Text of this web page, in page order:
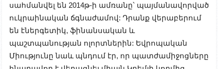
սահմանվել են 2014թ-ի ամռանը՝ պայմանավորված
ուկրաինական ճգնաժամով: Դրանք վերաբերում
են էներգետիկ, ֆինանսական և
պաշտպանության ոլորտներին: Եվրոպական
Միությունը նաև պնդում էր, որ պատժամիջոցները